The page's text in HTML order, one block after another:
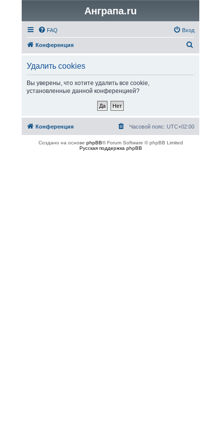
Анграпа.ru
FAQ Вход
Конференция
Удалить cookies
Вы уверены, что хотите удалить все cookie,
установленные данной конференцией?
Конференция Часовой пояс: UTC+02:00
Создано на основе phpBB® Forum Software © phpBB Limited
Русская поддержка phpBB